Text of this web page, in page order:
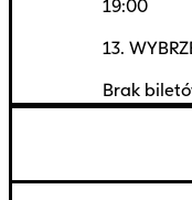
19:00
13.
Brak